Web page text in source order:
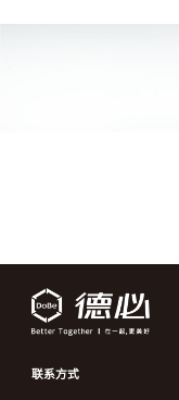
联系方式